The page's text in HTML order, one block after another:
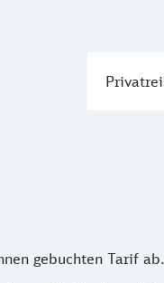
gebuchten Tarif